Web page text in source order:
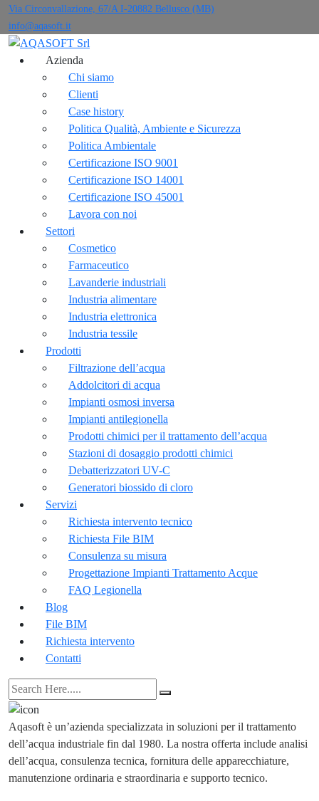
Via Circonvallazione, 67/A I-20882 Bellusco (MB)
info@aqasoft.it
Azienda
Chi siamo
Clienti
Case history
Politica Qualità, Ambiente e Sicurezza
Politica Ambientale
Certificazione ISO 9001
Certificazione ISO 14001
Certificazione ISO 45001
Lavora con noi
Settori
Cosmetico
Farmaceutico
Lavanderie industriali
Industria alimentare
Industria elettronica
Industria tessile
Prodotti
Filtrazione dell’acqua
Addolcitori di acqua
Impianti osmosi inversa
Impianti antilegionella
Prodotti chimici per il trattamento dell’acqua
Stazioni di dosaggio prodotti chimici
Debatterizzatori UV-C
Generatori biossido di cloro
Servizi
Richiesta intervento tecnico
Richiesta File BIM
Consulenza su misura
Progettazione Impianti Trattamento Acque
FAQ Legionella
Blog
File BIM
Richiesta intervento
Contatti
Aqasoft è un’azienda specializzata in soluzioni per il trattamento
dell’acqua industriale fin dal 1980. La nostra offerta include analisi
dell’acqua, consulenza tecnica, fornitura delle apparecchiature,
manutenzione ordinaria e straordinaria e supporto tecnico.